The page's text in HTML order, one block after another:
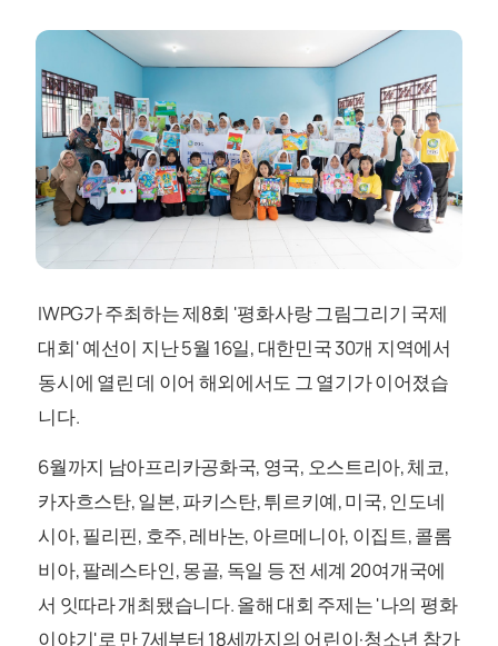
IWPG가 주최하는 제8회 '평화사랑 그림그리기 국제
대회' 예선이 지난 5월 16일, 대한민국 30개 지역에서
동시에 열린 데 이어 해외에서도 그 열기가 이어졌습
니다.
6월까지 남아프리카공화국, 영국, 오스트리아, 체코,
카자흐스탄, 일본, 파키스탄, 튀르키예, 미국, 인도네
시아, 필리핀, 호주, 레바논, 아르메니아, 이집트, 콜롬
비아, 팔레스타인, 몽골, 독일 등 전 세계 20여개국에
서 잇따라 개최됐습니다. 올해 대회 주제는 '나의 평화
이야기'로 만 7세부터 18세까지의 어린이·청소년 참가